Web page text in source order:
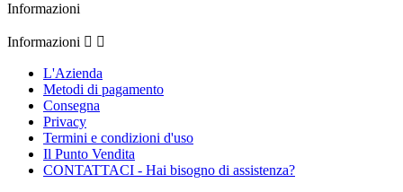
Informazioni
Informazioni  
L'Azienda
Metodi di pagamento
Consegna
Privacy
Termini e condizioni d'uso
Il Punto Vendita
CONTATTACI - Hai bisogno di assistenza?